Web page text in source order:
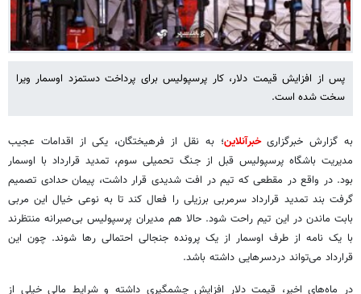
پس از افزایش قیمت دلار، کار پرسپولیس برای پرداخت دستمزد اوسمار ویرا
سخت شده است.
به گزارش خبرگزاریخبرآنلاین؛ به نقل از فرهیختگان، یکی از اقدامات عجیب
مدیریت باشگاه پرسپولیس قبل از جـنگ تحمیلی سوم، تمدید قرارداد با اوسمار
بود. در واقع در مقطعی که تیم در افت شدیدی قرار داشت، پیمان حدادی تصمیم
گرفت بند تمدید قرارداد سرمربی برزیلی را فعال کند تا به نوعی خیال این مربی
بابت ماندن در این تیم راحت شود. حالا هم مدیران پرسپولیس بی‌صبرانه منتظرند
با یک نامه از طرف اوسمار از یک پرونده جنجالی احتمالی رها شوند. چون این
قرارداد می‌تواند دردسرهایی داشته باشد.
در ماه‌های اخیر، قیمت دلار افزایش چشمگیری داشته و شرایط مالی خیلی از